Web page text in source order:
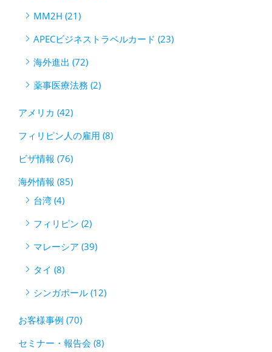
MM2H (21)
APECビジネストラベルカード (23)
海外進出 (72)
薬事医療法務 (2)
アメリカ (42)
フィリピン人の雇用 (8)
ビザ情報 (76)
海外情報 (85)
台湾 (4)
フィリピン (2)
マレーシア (39)
タイ (8)
シンガポール (12)
お客様事例 (70)
セミナー・報告会 (8)